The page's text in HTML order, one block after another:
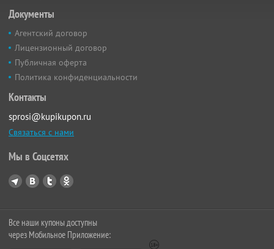
Документы
Агентский договор
Лицензионный договор
Публичная оферта
Политика конфиденциальности
Контакты
sprosi@kupikupon.ru
Связаться с нами
Мы в Соцсетях
Все наши купоны доступны
через Мобильное Приложение: